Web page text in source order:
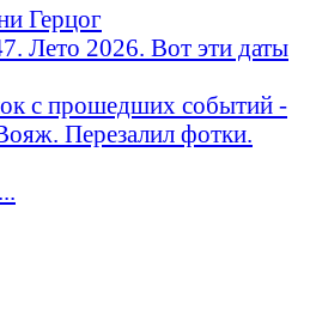
Герцог
Лето 2026. Вот эти даты
с прошедших событий -
Перезалил фотки.